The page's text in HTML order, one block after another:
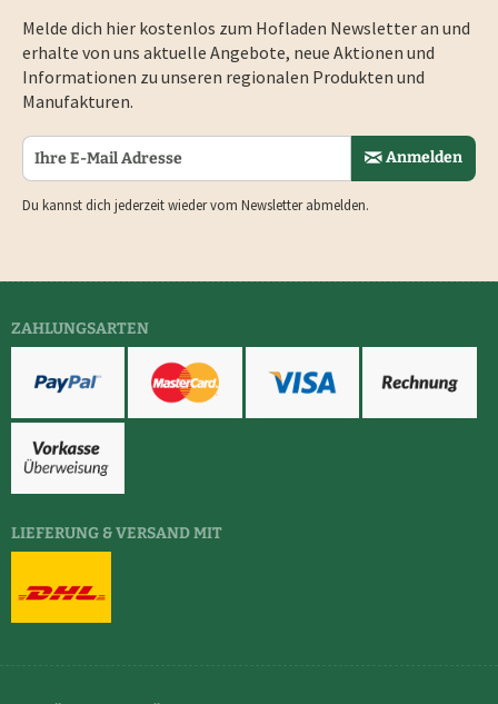
Melde dich hier kostenlos zum Hofladen Newsletter an und
erhalte von uns aktuelle Angebote, neue Aktionen und
Informationen zu unseren regionalen Produkten und
Manufakturen.
Anmelden
Du kannst dich jederzeit wieder vom Newsletter abmelden.
ZAHLUNGSARTEN
LIEFERUNG & VERSAND MIT